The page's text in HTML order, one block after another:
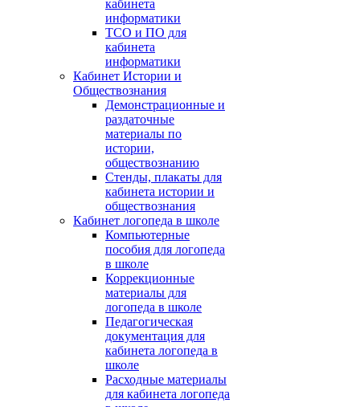
кабинета
информатики
ТСО и ПО для
кабинета
информатики
Кабинет Истории и
Обществознания
Демонстрационные и
раздаточные
материалы по
истории,
обществознанию
Стенды, плакаты для
кабинета истории и
обществознания
Кабинет логопеда в школе
Компьютерные
пособия для логопеда
в школе
Коррекционные
материалы для
логопеда в школе
Педагогическая
документация для
кабинета логопеда в
школе
Расходные материалы
для кабинета логопеда